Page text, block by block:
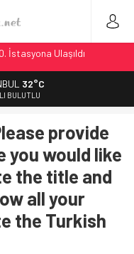
İstasyona Ulaşıldı
Class 99’lar 2026’da Yolda
GBR Anglia
Şehrine Tek Bilet
Zamanında Tahliye
32°C
BULUTLU
provide
would like
the title and
all your
the Turkish